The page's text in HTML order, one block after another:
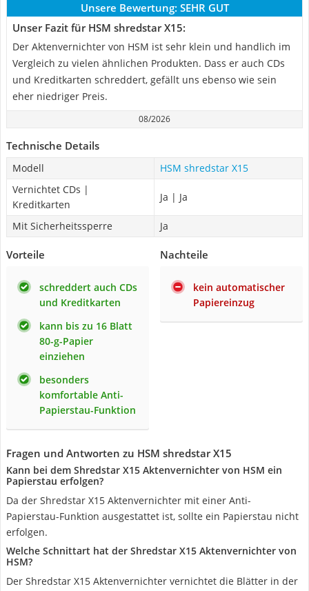
Unsere Bewertung: SEHR GUT
Unser Fazit für HSM shredstar X15:
Der Aktenvernichter von HSM ist sehr klein und handlich im
Vergleich zu vielen ähnlichen Produkten. Dass er auch CDs
und Kreditkarten schreddert, gefällt uns ebenso wie sein
eher niedriger Preis.
08/2026
Technische Details
Modell
HSM shredstar X15
Vernichtet CDs |
Kreditkarten
Ja | Ja
Mit Sicherheitssperre Ja
Vorteile
schreddert auch CDs
und Kreditkarten
kann bis zu 16 Blatt
80-g-Papier
einziehen
besonders
komfortable Anti-
Papierstau-Funktion
Nachteile
kein automatischer
Papiereinzug
Fragen und Antworten zu HSM shredstar X15
Kann bei dem Shredstar X15 Aktenvernichter von HSM ein
Papierstau erfolgen?
Da der Shredstar X15 Aktenvernichter mit einer Anti-
Papierstau-Funktion ausgestattet ist, sollte ein Papierstau nicht
erfolgen.
Welche Schnittart hat der Shredstar X15 Aktenvernichter von
HSM?
Der Shredstar X15 Aktenvernichter vernichtet die Blätter in der